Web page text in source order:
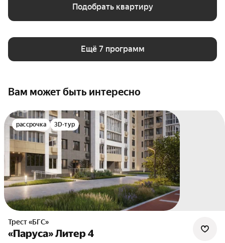
Подобрать квартиру
Ещё 7 программ
Вам может быть интересно
рассрочка 3D-тур
Трест «БГС»
«Паруса» Литер 4